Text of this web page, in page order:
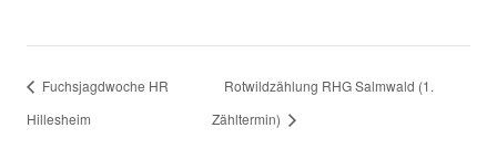
Fuchsjagdwoche HR
Hillesheim
Rotwildzählung RHG Salmwald (1.
Zähltermin)